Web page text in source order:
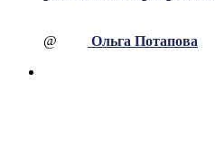
@ Ольга Потапова